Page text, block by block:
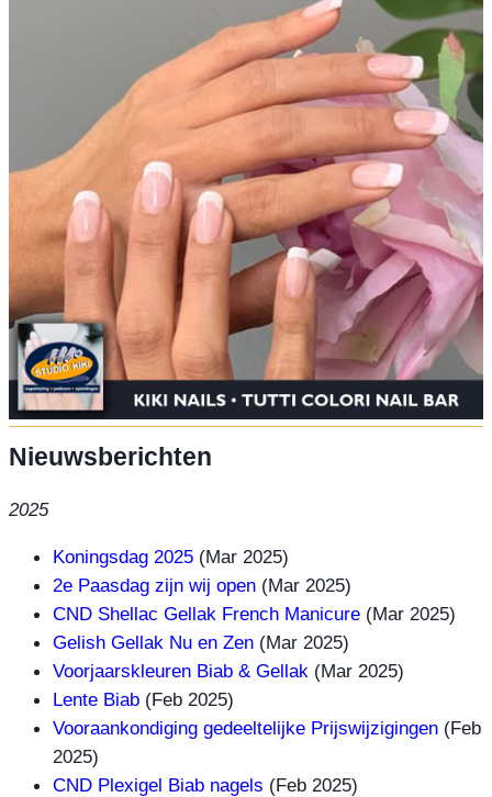
Nieuwsberichten
2025
Koningsdag 2025 (Mar 2025)
2e Paasdag zijn wij open (Mar 2025)
CND Shellac Gellak French Manicure (Mar 2025)
Gelish Gellak Nu en Zen (Mar 2025)
Voorjaarskleuren Biab & Gellak (Mar 2025)
Lente Biab (Feb 2025)
Vooraankondiging gedeeltelijke Prijswijzigingen (Feb
2025)
CND Plexigel Biab nagels (Feb 2025)